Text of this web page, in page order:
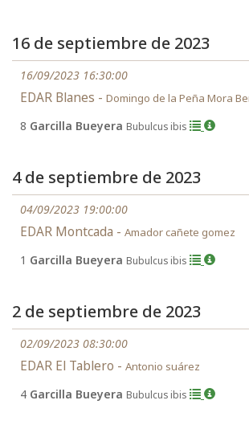
16 de septiembre de 2023
16/09/2023 16:30:00
EDAR Blanes - Domingo de la Peña Mora
8 Garcilla Bueyera Bubulcus ibis
4 de septiembre de 2023
04/09/2023 19:00:00
EDAR Montcada - Amador cañete gomez
1 Garcilla Bueyera Bubulcus ibis
2 de septiembre de 2023
02/09/2023 08:30:00
EDAR El Tablero - Antonio suárez
4 Garcilla Bueyera Bubulcus ibis